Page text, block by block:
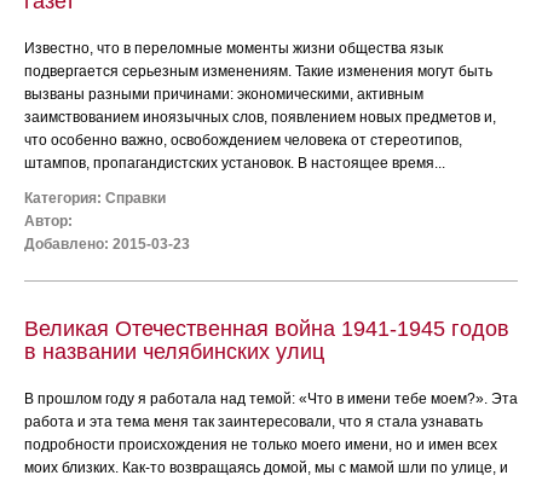
Известно, что в переломные моменты жизни общества язык
подвергается серьезным изменениям. Такие изменения могут быть
вызваны разными причинами: экономическими, активным
заимствованием иноязычных слов, появлением новых предметов и,
что особенно важно, освобождением человека от стереотипов,
штампов, пропагандистских установок. В настоящее время...
Категория: Справки
Автор:
Добавлено: 2015-03-23
Великая Отечественная война 1941-1945 годов
в названии челябинских улиц
В прошлом году я работала над темой: «Что в имени тебе моем?». Эта
работа и эта тема меня так заинтересовали, что я стала узнавать
подробности происхождения не только моего имени, но и имен всех
моих близких. Как-то возвращаясь домой, мы с мамой шли по улице, и